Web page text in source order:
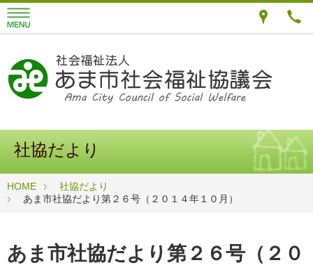
社協だより
HOME
社協だより
あま市社協だより第２６号（２０１４年１０月）
あま市社協だより第２６号（２０